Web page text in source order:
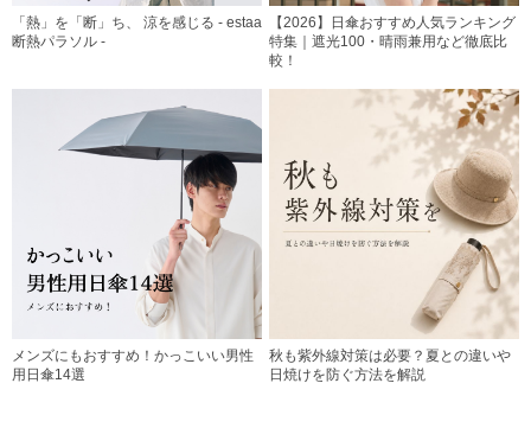
「熱」を「断」ち、 涼を感じる - estaa
断熱パラソル -
【2026】日傘おすすめ人気ランキング
特集｜遮光100・晴雨兼用など徹底比
較！
メンズにもおすすめ！かっこいい男性
用日傘14選
秋も紫外線対策は必要？夏との違いや
日焼けを防ぐ方法を解説